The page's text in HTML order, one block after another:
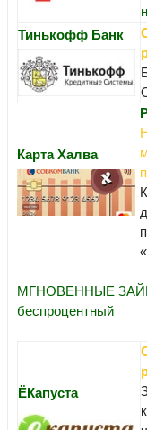
Тинькофф Банк
Карта Халва
МГНОВЕННЫЕ
беспроцентный
ЁКапуста